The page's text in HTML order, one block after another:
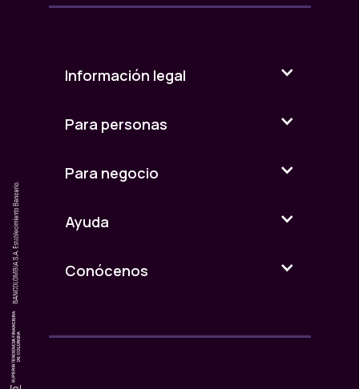
Información legal
Para personas
Para negocio
Ayuda
Conócenos